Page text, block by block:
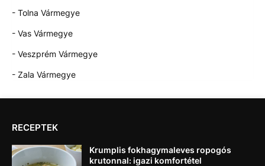
- Tolna Vármegye
- Vas Vármegye
- Veszprém Vármegye
- Zala Vármegye
RECEPTEK
Krumplis fokhagymaleves ropogós
krutonnal: igazi komfortétel